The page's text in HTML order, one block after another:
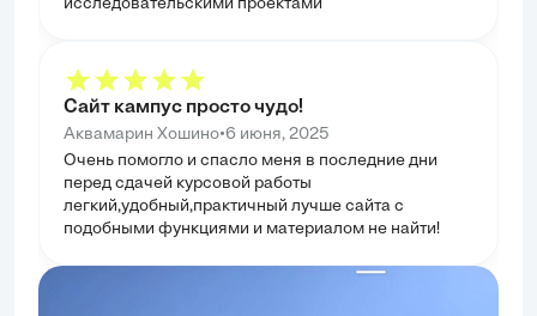
исследовательскими проектами
Сайт кампус просто чудо!
Аквамарин Хошино•6 июня, 2025
Очень помогло и спасло меня в последние дни
перед сдачей курсовой работы
легкий,удобный,практичный лучше сайта с
подобными функциями и материалом не найти!